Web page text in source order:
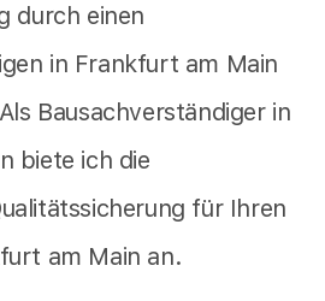
durch einen
in Frankfurt am Main
Bausachverständiger in
biete ich die
für Ihren
am Main an.